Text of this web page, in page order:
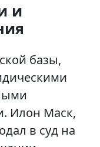
и
базы,
Илон Маск,
в суд на